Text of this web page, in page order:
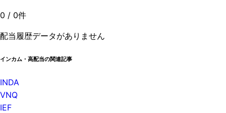
0 / 0件
配当履歴データがありません
インカム・高配当の関連記事
INDA
VNQ
IEF